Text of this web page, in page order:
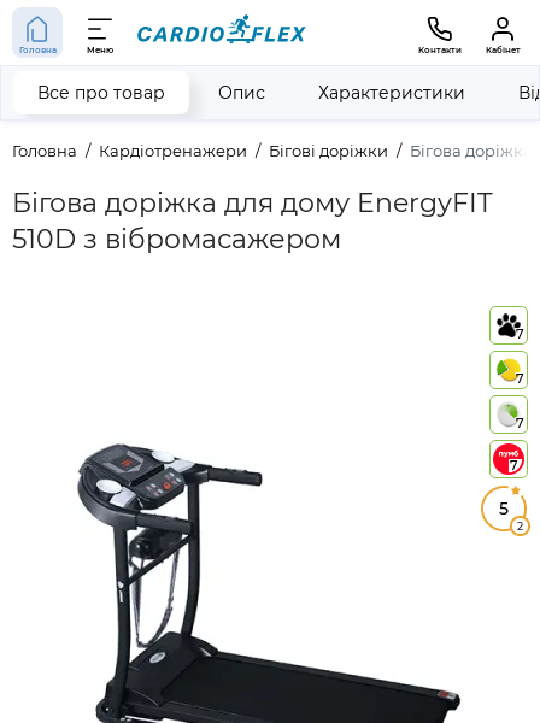
Головна Меню Контакти Кабінет
Головна Кардіотренажери Бігові доріжки Бігова
Бігова доріжка для дому EnergyFIT
510D з вібромасажером
Все про товар Опис Характеристики
7
7
7
7
5
2